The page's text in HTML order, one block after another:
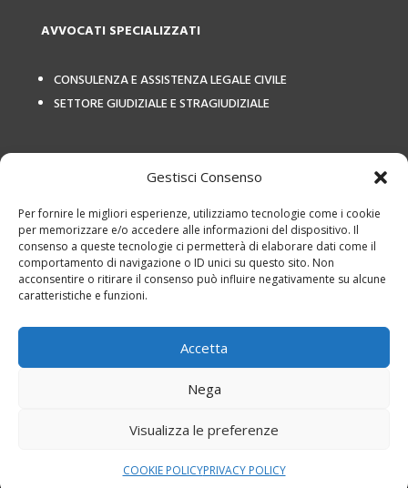
Gestisci Consenso
Per fornire le migliori esperienze, utilizziamo tecnologie come i cookie
per memorizzare e/o accedere alle informazioni del dispositivo. Il
consenso a queste tecnologie ci permetterà di elaborare dati come il
comportamento di navigazione o ID unici su questo sito. Non
acconsentire o ritirare il consenso può influire negativamente su alcune
caratteristiche e funzioni.
Accetta
Nega
Visualizza le preferenze
COOKIE POLICYPRIVACY POLICY
AVVOCATI SPECIALIZZATI
CONSULENZA E ASSISTENZA LEGALE CIVILE
SETTORE GIUDIZIALE E STRAGIUDIZIALE
COLLEGAMENTI ESTERNI
utilizzo| Cookies
Calvetto – P.IVA: 12798460155
Studio Legale Avv Calvetto – P.IVA: 12798460155 è responsabile per i
dati e la privacy e cookie policy di questo sito web